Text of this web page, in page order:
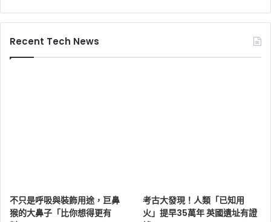
Recent Tech News
不只是呼吸與裝飾用途，巨鼻
猴的大鼻子「比你想得更有
考古大發現！人類「已知用
火」提早35萬年 英國遺址有證